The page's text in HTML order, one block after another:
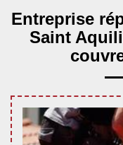
Entreprise
Saint